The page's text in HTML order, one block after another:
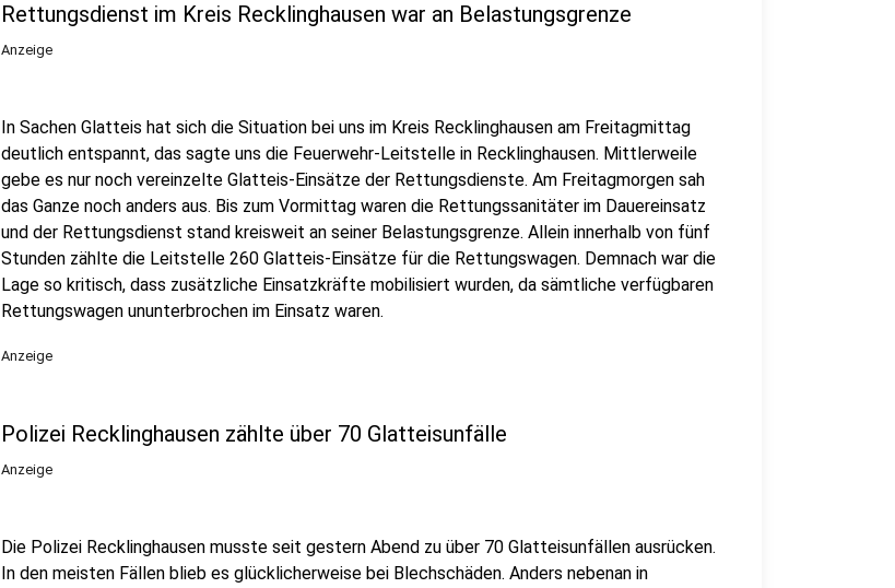
Rettungsdienst im Kreis Recklinghausen war an Belastungsgrenze
Anzeige
In Sachen Glatteis hat sich die Situation bei uns im Kreis Recklinghausen am Freitagmittag
deutlich entspannt, das sagte uns die Feuerwehr-Leitstelle in Recklinghausen. Mittlerweile
gebe es nur noch vereinzelte Glatteis-Einsätze der Rettungsdienste. Am Freitagmorgen sah
das Ganze noch anders aus. Bis zum Vormittag waren die Rettungssanitäter im Dauereinsatz
und der Rettungsdienst stand kreisweit an seiner Belastungsgrenze. Allein innerhalb von fünf
Stunden zählte die Leitstelle 260 Glatteis-Einsätze für die Rettungswagen. Demnach war die
Lage so kritisch, dass zusätzliche Einsatzkräfte mobilisiert wurden, da sämtliche verfügbaren
Rettungswagen ununterbrochen im Einsatz waren.
Anzeige
Polizei Recklinghausen zählte über 70 Glatteisunfälle
Anzeige
Die Polizei Recklinghausen musste seit gestern Abend zu über 70 Glatteisunfällen ausrücken.
In den meisten Fällen blieb es glücklicherweise bei Blechschäden. Anders nebenan in